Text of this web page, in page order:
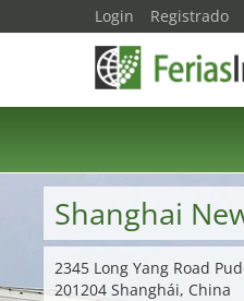
Shanghai
2345 Long Yang Road
201204 Shanghái, China
Login Registrado